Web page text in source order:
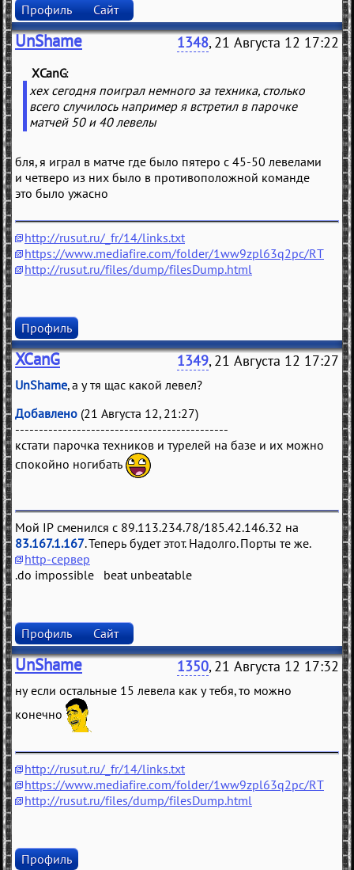
Профиль Сайт
UnShame 1348, 21 Августа 12 17:22
XCanG
хех сегодня поиграл немного за техника, столько
всего случилось например я встретил в парочке
матчей 50 и 40 левелы
бля, я играл в матче где было пятеро с 45-50 левелами
и четверо из них было в противоположной команде
это было ужасно
http://rusut.ru/_fr/14/links.txt
https://www.mediafire.com/folder/1ww9zpl63q2pc/RT
http://rusut.ru/files/dump/filesDump.html
Профиль
XCanG 1349, 21 Августа 12 17:27
UnShame, а у тя щас какой левел?
Добавлено (21 Августа 12, 21:27)
---------------------------------------------
кстати парочка техников и турелей на базе и их можно
спокойно ногибать
Мой IP сменился с 89.113.234.78/185.42.146.32 на
83.167.1.167. Теперь будет этот. Надолго. Порты те же.
http-сервер
.do impossible beat unbeatable
Профиль Сайт
UnShame 1350, 21 Августа 12 17:32
ну если остальные 15 левела как у тебя, то можно
конечно
http://rusut.ru/_fr/14/links.txt
https://www.mediafire.com/folder/1ww9zpl63q2pc/RT
http://rusut.ru/files/dump/filesDump.html
Профиль